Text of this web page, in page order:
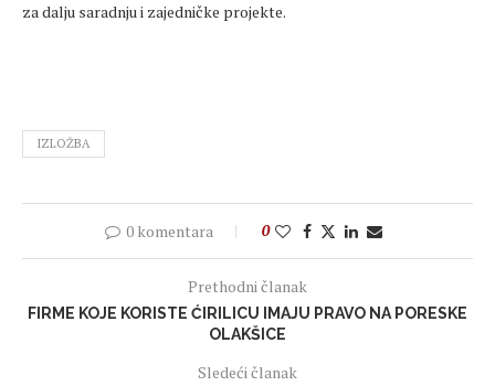
za dalju saradnju i zajedničke projekte.
IZLOŽBA
0 komentara 0
Prethodni članak
FIRME KOJE KORISTE ĆIRILICU IMAJU PRAVO NA PORESKE
OLAKŠICE
Sledeći članak